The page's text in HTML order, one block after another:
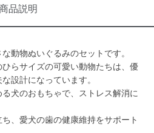
品説明
動物ぬいぐるみのセットです。
らサイズの可愛い動物たちは、優
設計になっています。
犬のおもちゃで、ストレス解消に
、愛犬の歯の健康維持をサポート